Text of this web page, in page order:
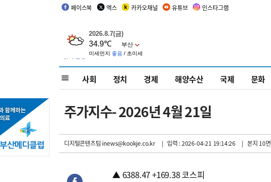
페이스북 엑스 카카오채널 유튜브 인스타그램
사회 정치 경제 해양수산 국제 문화
주가지수- 2026년 4월 21일
디지털콘텐츠팀 inews@kookje.co.kr | 입력 : 2026-04-21 19:14:26 | 본지 10면
▲ 6388.47 +169.38 코스피